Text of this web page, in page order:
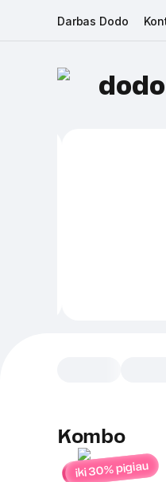
Darbas Dodo
Kombo
iki 30% pigiau